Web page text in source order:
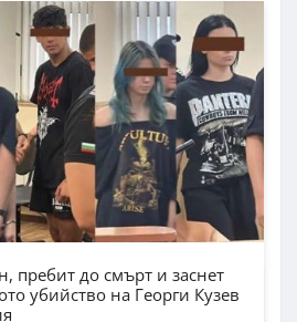
пребит до смърт и заснет
убийство на Георги Кузев